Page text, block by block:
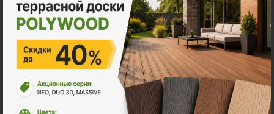
Акция
11.11 - Графитовый понедельник в
Поливуд
-30% на все складские остатки террасной доски